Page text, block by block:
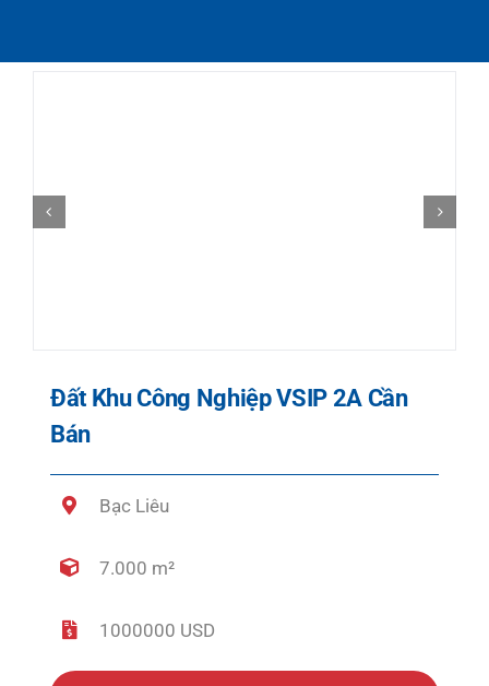
Đất Khu Công Nghiệp VSIP 2A Cần
Bán
Bạc Liêu
7.000 m²
1000000 USD